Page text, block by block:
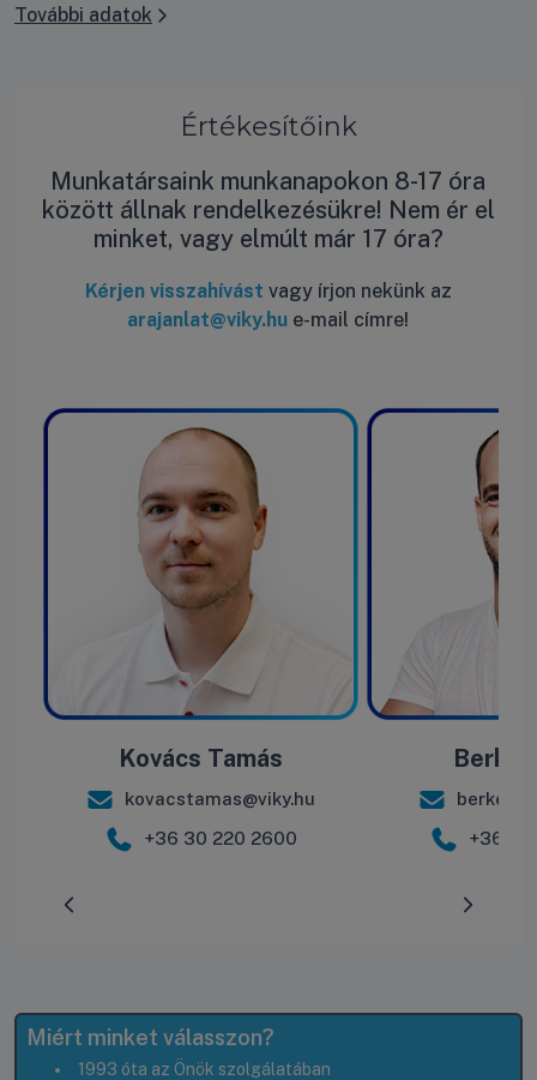
További adatok
Értékesítőink
Munkatársaink munkanapokon 8-17 óra
között állnak rendelkezésükre! Nem ér el
minket, vagy elmúlt már 17 óra?
Kérjen visszahívást vagy írjon nekünk az
arajanlat@viky.hu e-mail címre!
Kovács Tamás
kovacstamas@viky.hu
+36 30 220 2600
Berke
+36 30
Miért minket válasszon?
1993 óta az Önök szolgálatában